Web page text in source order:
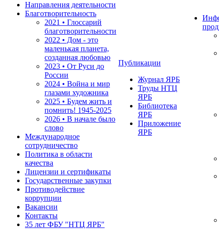
Направления деятельности
Благотворительность
2021 • Глоссарий
благотворительности
2022 • Дом - это
маленькая планета,
созданная любовью
2023 • От Руси до
России
2024 • Война и мир
глазами художника
2025 • Будем жить и
помнить! 1945-2025
2026 • В начале было
слово
Международное
сотрудничество
Политика в области
качества
Лицензии и сертификаты
Государственные закупки
Противодействие
коррупции
Вакансии
Контакты
35 лет ФБУ "НТЦ ЯРБ"
Публикации
Журнал ЯРБ
Труды НТЦ
ЯРБ
Библиотека
ЯРБ
Приложение
ЯРБ